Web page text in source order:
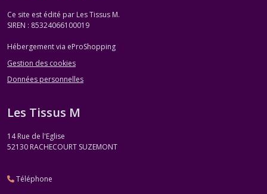
Ce site est édité par Les Tissus M.
SIREN : 85324066100019
Hébergement via eProShopping
Gestion des cookies
Données personnelles
Les Tissus M
14 Rue de l'Eglise
52130 RACHECOURT SUZEMONT
Téléphone